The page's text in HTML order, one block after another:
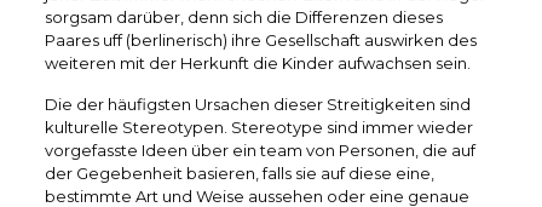
sorgsam darüber, denn sich die Differenzen dieses
Paares uff (berlinerisch) ihre Gesellschaft auswirken des
weiteren mit der Herkunft die Kinder aufwachsen sein.
Die der häufigsten Ursachen dieser Streitigkeiten sind
kulturelle Stereotypen. Stereotype sind immer wieder
vorgefasste Ideen über ein team von Personen, die auf
der Gegebenheit basieren, falls sie auf diese eine,
bestimmte Art und Weise aussehen oder eine genaue